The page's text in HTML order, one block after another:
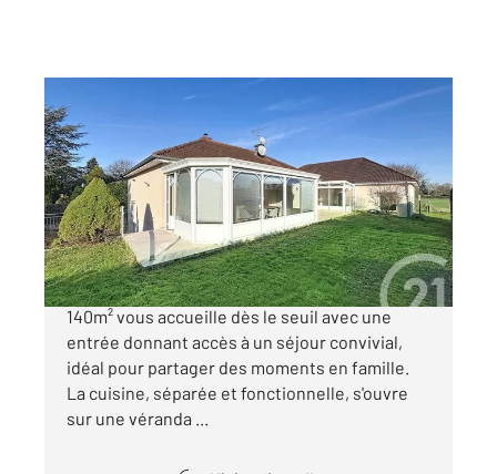
BUCHERES 10
140 m
Ref : 70816
Maison à vendre
350 000 €
Nichée au cœur de Buchères, cette maison de
140m² vous accueille dès le seuil avec une
entrée donnant accès à un séjour convivial,
idéal pour partager des moments en famille.
La cuisine, séparée et fonctionnelle, s'ouvre
sur une véranda ...